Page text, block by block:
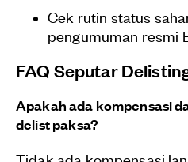
Cek rutin status
pengumuman resmi
FAQ Seputar
Apakah ada kompensasi
delist paksa?